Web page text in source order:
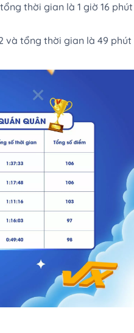
thời gian là 1 giờ 16 phút
và tổng thời gian là 49 phút